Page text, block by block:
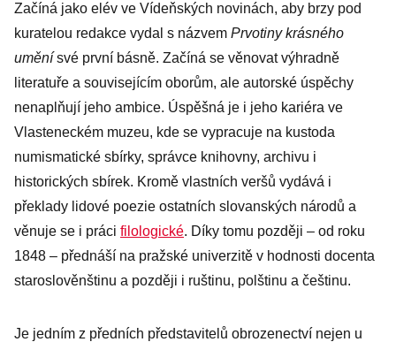
pogromech v
ukrajinském
Lvově
Začíná jako elév ve Vídeňských novinách, aby brzy pod
kuratelou redakce vydal s názvem Prvotiny krásného
uměnísvé první básně. Začíná se věnovat výhradně
literatuře a souvisejícím oborům, ale autorské úspěchy
nenaplňují jeho ambice. Úspěšná je i jeho kariéra ve
Vlasteneckém muzeu, kde se vypracuje na kustoda
numismatické sbírky, správce knihovny, archivu i
historických sbírek. Kromě vlastních veršů vydává i
překlady lidové poezie ostatních slovanských národů a
věnuje se i práci filologické. Díky tomu později – od roku
1848 – přednáší na pražské univerzitě v hodnosti docenta
staroslověnštinu a později i ruštinu, polštinu a češtinu.
Je jedním z předních představitelů obrozenectví nejen u